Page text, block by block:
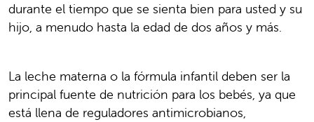
durante el tiempo que se sienta bien para usted y su
hijo, a menudo hasta la edad de dos años y más.
La leche materna o la fórmula infantil deben ser la
principal fuente de nutrición para los bebés, ya que
está llena de reguladores antimicrobianos,